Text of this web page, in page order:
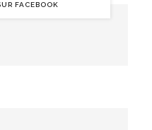
FACEBOOK